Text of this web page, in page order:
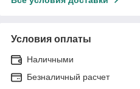
Условия оплаты
Наличными
Безналичный расчет